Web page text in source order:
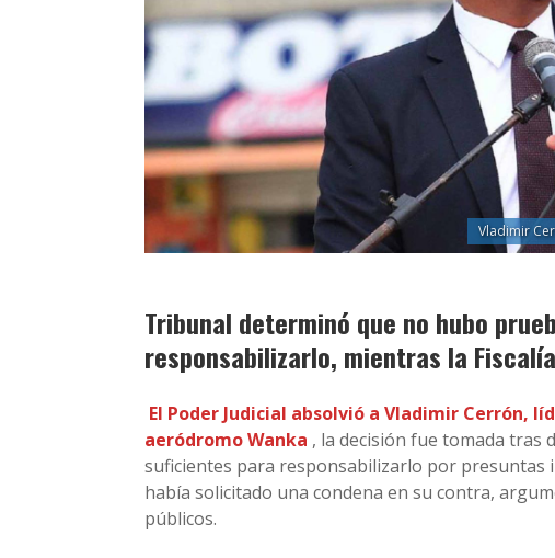
Vladimir
Tribunal determinó que no hubo
responsabilizarlo, mientras la
El Poder Judicial absolvió a Vladimir Cerrón,
aeródromo Wanka , la decisión fue tomada tras
suficientes para responsabilizarlo por presuntas
había solicitado una condena en su contra,
públicos.